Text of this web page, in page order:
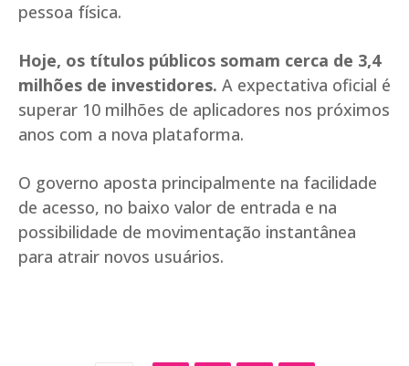
pessoa física.
Hoje, os títulos públicos somam cerca de 3,4
milhões de investidores. A expectativa oficial é
superar 10 milhões de aplicadores nos próximos
anos com a nova plataforma.
O governo aposta principalmente na facilidade
de acesso, no baixo valor de entrada e na
possibilidade de movimentação instantânea
para atrair novos usuários.